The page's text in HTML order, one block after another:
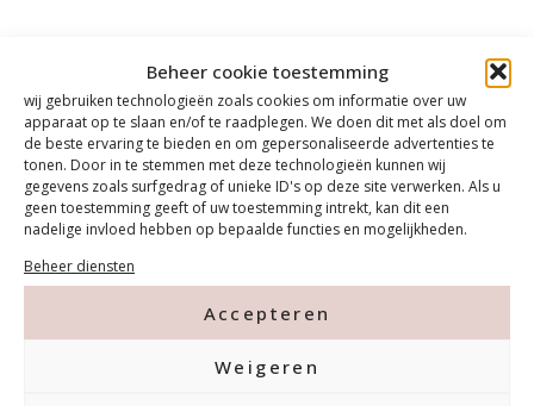
Beheer cookie toestemming
wij gebruiken technologieën zoals cookies om informatie over uw
apparaat op te slaan en/of te raadplegen. We doen dit met als doel om
de beste ervaring te bieden en om gepersonaliseerde advertenties te
tonen. Door in te stemmen met deze technologieën kunnen wij
gegevens zoals surfgedrag of unieke ID's op deze site verwerken. Als u
geen toestemming geeft of uw toestemming intrekt, kan dit een
nadelige invloed hebben op bepaalde functies en mogelijkheden.
Beheer diensten
Accepteren
Weigeren
Tanthofdreef 7 2623 EW Delft